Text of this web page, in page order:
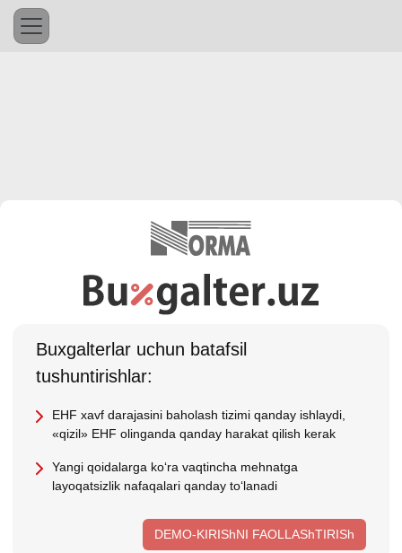
Buхgalterlar uchun batafsil
tushuntirishlar:
EHF хavf darajasini baholash tizimi qanday ishlaydi,
«qizil» EHF olinganda qanday harakat qilish kerak
Yangi qoidalarga koʻra vaqtincha mehnatga
layoqatsizlik nafaqalari qanday toʻlanadi
DEMO-KIRIShNI FAOLLAShTIRISh